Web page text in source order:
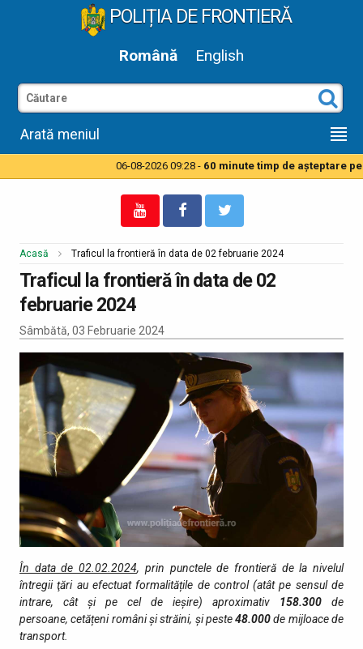
POLIȚIA DE FRONTIERĂ
Română English
Arată meniul
06-08-2026 09:28 -60 minute timp de aşteptare
Acasă Traficul la frontieră în data de 02 februarie 2024
Traficul la frontieră în data de 02
februarie 2024
Sâmbătă, 03 Februarie 2024
În data de 02.02.2024, prin punctele de fro­ntieră de la nivelul
întregii ţări au efectuat formalitățile de control (atât pe sensul de
intrare, cât şi pe cel de ieşire) aproximativ 158.300 de
persoane, cetățeni români și străini, şi peste48.000de mijloace de
transport.